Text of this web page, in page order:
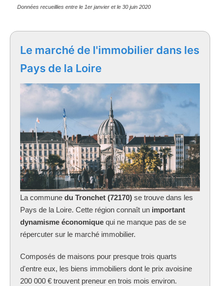
Données recueillies entre le 1er janvier et le 30 juin 2020
Le marché de l'immobilier dans les
Pays de la Loire
La commune du Tronchet (72170) se trouve dans les
Pays de la Loire. Cette région connaît un important
dynamisme économique qui ne manque pas de se
répercuter sur le marché immobilier.
Composés de maisons pour presque trois quarts
d'entre eux, les biens immobiliers dont le prix avoisine
200 000 € trouvent preneur en trois mois environ.